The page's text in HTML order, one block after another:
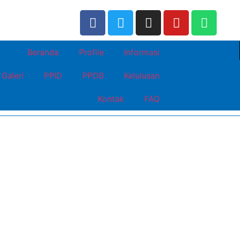
Beranda Profile Informasi
Galeri PPID PPDB Kelulusan
Kontak FAQ